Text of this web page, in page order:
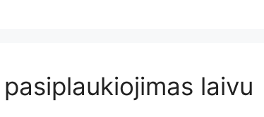
laivu